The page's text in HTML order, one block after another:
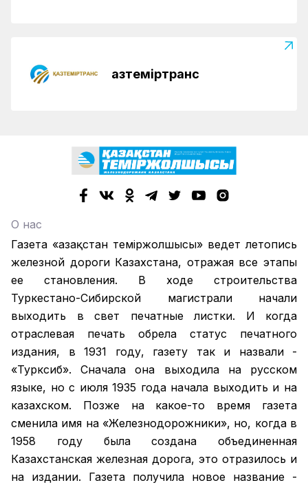
Қазтеміртранс
О нас
Газета «Қазақстан теміржолшысы» ведет летопись
железной дороги Казахстана, отражая все этапы
ее становления. В ходе строительства
Туркестано-Сибирской магистрали начали
выходить в свет печатные листки. И когда
отраслевая печать обрела статус печатного
издания, в 1931 году, газету так и назвали -
«Турксиб». Сначала она выходила на русском
языке, но с июля 1935 года начала выходить и на
казахском. Позже на какое-то время газета
сменила имя на «Железнодорожники», но, когда в
1958 году была создана объединенная
Казахстанская железная дорога, это отразилось и
на издании. Газета получила новое название -